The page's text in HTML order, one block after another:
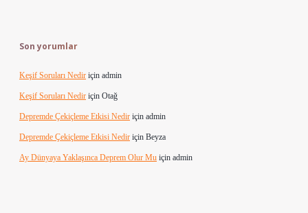
Son yorumlar
Keşif Soruları Nedir için admin
Keşif Soruları Nedir için Otağ
Depremde Çekiçleme Etkisi Nedir için admin
Depremde Çekiçleme Etkisi Nedir için Beyza
Ay Dünyaya Yaklaşınca Deprem Olur Mu için admin